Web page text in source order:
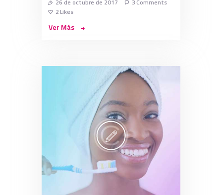
26 de octubre de 2017 3Comments
2Likes
Ver Más